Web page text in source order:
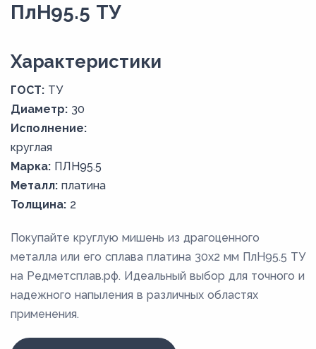
ПлН95.5 ТУ
Xарактеристики
ГОСТ: ТУ
Диаметр: 30
Исполнение:
круглая
Марка: ПЛН95.5
Металл: платина
Толщина: 2
Покупайте круглую мишень из драгоценного
металла или его сплава платина 30х2 мм ПлН95.5 ТУ
на Редметсплав.рф. Идеальный выбор для точного и
надежного напыления в различных областях
применения.